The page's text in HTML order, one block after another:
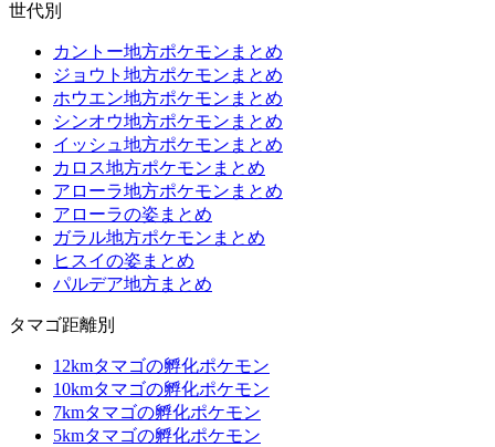
世代別
カントー地方ポケモンまとめ
ジョウト地方ポケモンまとめ
ホウエン地方ポケモンまとめ
シンオウ地方ポケモンまとめ
イッシュ地方ポケモンまとめ
カロス地方ポケモンまとめ
アローラ地方ポケモンまとめ
アローラの姿まとめ
ガラル地方ポケモンまとめ
ヒスイの姿まとめ
パルデア地方まとめ
タマゴ距離別
12kmタマゴの孵化ポケモン
10kmタマゴの孵化ポケモン
7kmタマゴの孵化ポケモン
5kmタマゴの孵化ポケモン